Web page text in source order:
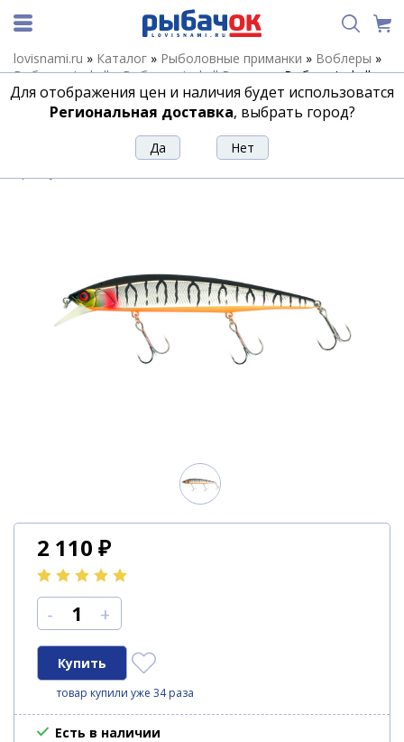
lovisnami.ru » Каталог » Рыболовные приманки » Воблеры »
Воблеры Jackall»Воблеры Jackall Rerange»Воблер Jackall
Rerange 110 SP цв. uv mat silver tiger
Воблер Jackall Rerange 110 SP цв. uv
mat silver tiger
2 110 ₽
- +
товар купили уже 34 раза
Есть в наличии
Для отображения цен и наличия будет использоватся
Региональная доставка, выбрать город?